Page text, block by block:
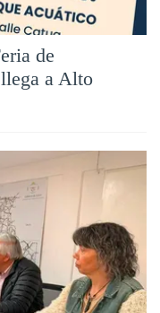
de
a Alto